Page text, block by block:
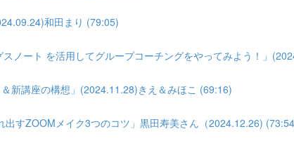
和田まり (79:05)
ノート を活用してグループコーチングをやってみよう！」
新講座の構想」(2024.11.28)きえ＆みほこ (69:16)
出すZOOMメイク3つのコツ」黒田寿美さん（2024.12.26)